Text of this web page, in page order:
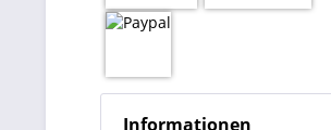
Informationen